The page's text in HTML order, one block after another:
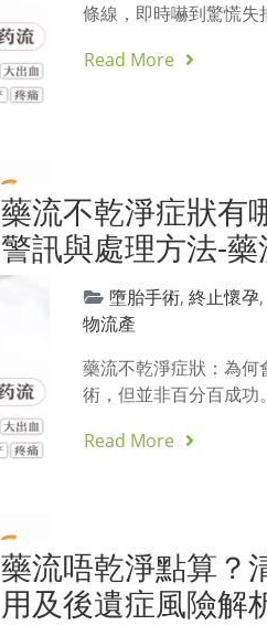
條線，即時嚇到驚慌
Read More
藥流不乾淨症狀有
警訊與處理方法-
墮胎手術,終止懷孕
物流產
藥流不乾淨症狀：為
術，但並非百分百成
Read More
藥流唔乾淨點算？
用及後遺症風險解